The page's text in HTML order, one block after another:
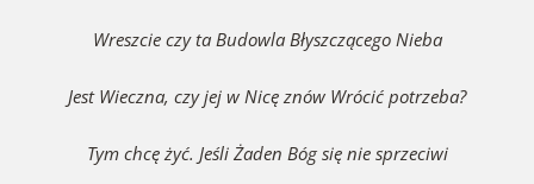
Wreszcie czy ta Budowla Błyszczącego Nieba
Jest Wieczna, czy jej w Nicę znów Wrócić potrzeba?
Tym chcę żyć. Jeśli Żaden Bóg się nie sprzeciwi